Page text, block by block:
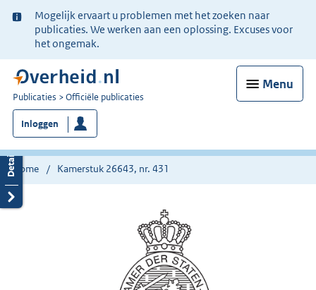
Ter
informatie:
Mogelijk ervaart u problemen met het zoeken naar
publicaties. We werken aan een oplossing. Excuses voor
het ongemak.
Menu
U
bent
nu
hier:
Publicaties Officiële publicaties
Inloggen
Home Kamerstuk 26643, nr. 431